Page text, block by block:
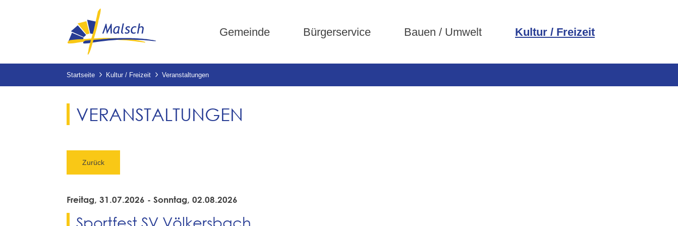
Gemeinde Bürgerservice Bauen / Umwelt Kultur / Freizeit
Startseite Kultur / Freizeit Veranstaltungen
VERANSTALTUNGEN
Zurück
Freitag, 31.07.2026 - Sonntag, 02.08.2026
Sportfest SV Völkersbach